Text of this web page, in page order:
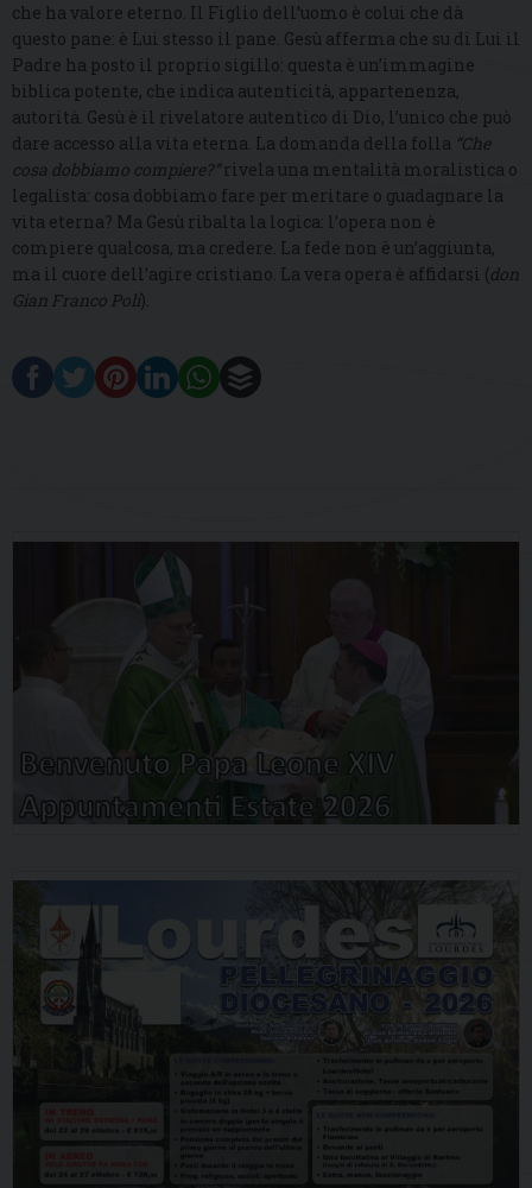
che ha valore eterno. Il Figlio dell’uomo è colui che dà
questo pane: è Lui stesso il pane. Gesù afferma che su di Lui il
Padre ha posto il proprio sigillo: questa è un’immagine
biblica potente, che indica autenticità, appartenenza,
autorità. Gesù è il rivelatore autentico di Dio, l’unico che può
dare accesso alla vita eterna. La domanda della folla “Che
cosa dobbiamo compiere?”rivela una mentalità moralistica o
legalista: cosa dobbiamo fare per meritare o guadagnare la
vita eterna? Ma Gesù ribalta la logica: l’opera non è
compiere qualcosa, ma credere. La fede non è un’aggiunta,
ma il cuore dell’agire cristiano. La vera opera è affidarsi (don
Gian Franco Poli).